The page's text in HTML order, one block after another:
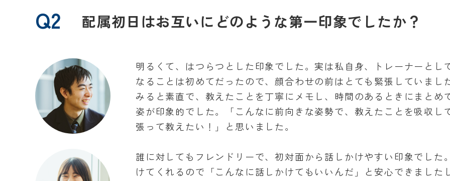
Q2 配属初日はお互いにどのような第一印象でしたか？
明るくて、はつらつとした印象でした。実は私自身、トレーナーとし
なることは初めてだったので、顔合わせの前はとても緊張していまし
みると素直で、教えたことを丁寧にメモし、時間のあるときにまとめ
姿が印象的でした。「こんなに前向きな姿勢で、教えたことを吸収し
張って教えたい！」と思いました。
誰に対してもフレンドリーで、初対面から話しかけやすい印象でした
けてくれるので「こんなに話しかけてもいいんだ」と安心できました